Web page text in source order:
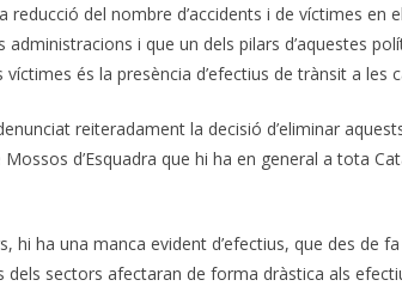
reducció del nombre d’accidents i de víctimes en
i que un dels pilars d’aquestes
víctimes és la presència d’efectius de trànsit a les
reiteradament la decisió d’eliminar
Mossos d’Esquadra que hi ha en general a tota
hi ha una manca evident d’efectius, que des de
dels sectors afectaran de forma dràstica als